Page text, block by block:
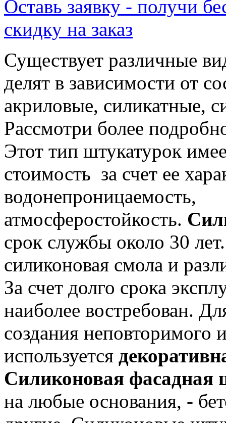
Оставь заявку - получи
скидку на заказ
Существует различные
делят в зависимости от
акриловые, силикатные,
Рассмотри более
Этот тип штукатурок
стоимость за счет ее
водонепроницаемость,
атмосферостойкость.
срок службы около 30
силиконовая смола и
За счет долго срока
наиболее востребован.
создания неповторимого
используется
Силиконовая фасадная
на любые основания, -